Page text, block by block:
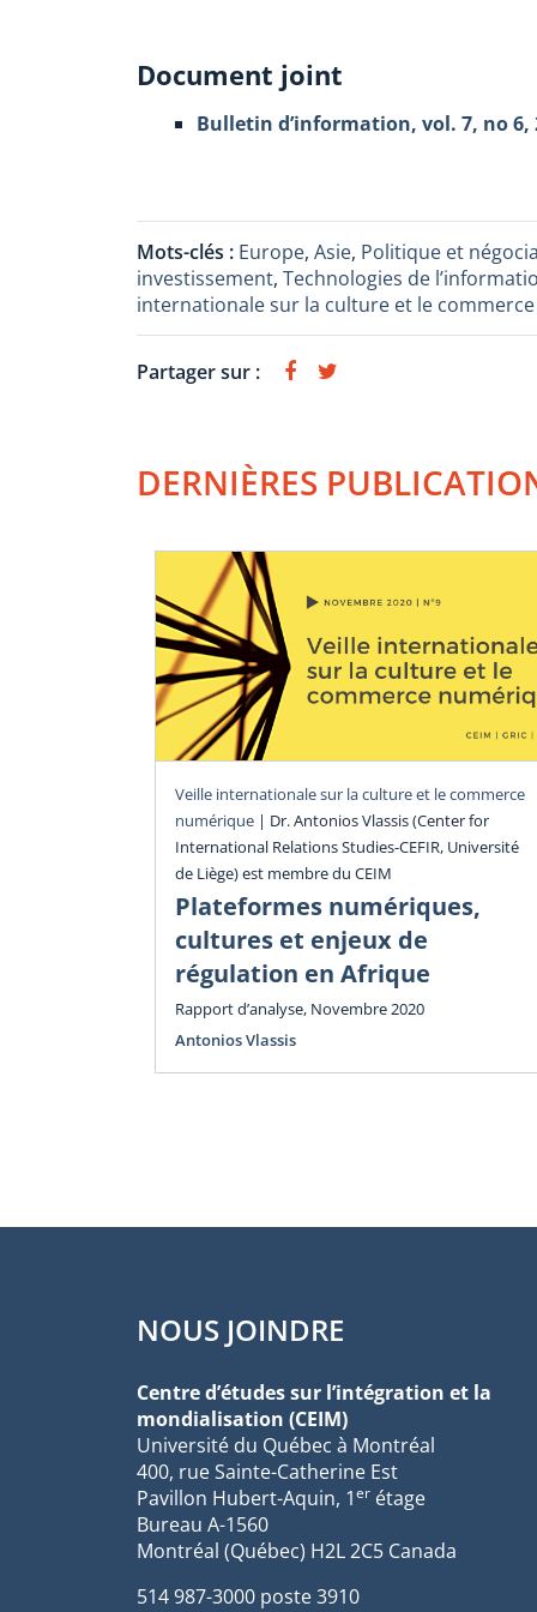
Document joint
Bulletin d’information, vol. 7, no 6,
Mots-clés : Europe, Asie, Politique et
investissement, Technologies de
internationale sur la culture et le
Partager sur :
DERNIÈRES
Veille internationale sur la culture et le commerce
numérique | Dr. Antonios Vlassis (Center for
International Relations Studies-CEFIR, Université
de Liège) est membre du CEIM
Plateformes numériques,
cultures et enjeux de
régulation en Afrique
Rapport d’analyse, Novembre 2020
Antonios Vlassis
NOUS JOINDRE
Centre d’études sur l’intégration et la
mondialisation (CEIM)
Université du Québec à Montréal
400, rue Sainte-Catherine Est
Pavillon Hubert-Aquin, 1er étage
Bureau A-1560
Montréal (Québec) H2L 2C5 Canada
514 987-3000 poste 3910